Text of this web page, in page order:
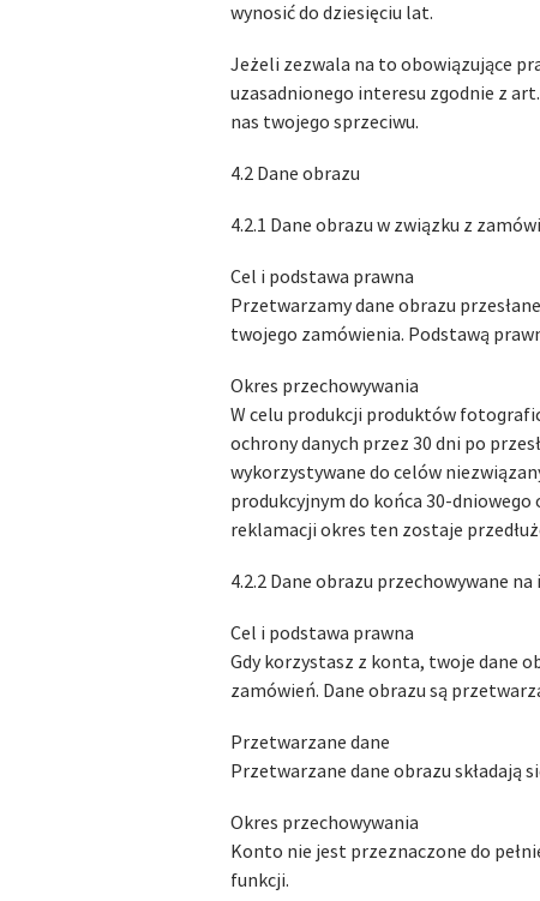
wynosić do dziesięciu lat.
Jeżeli zezwala na to obowiązujące
uzasadnionego interesu zgodnie z
nas twojego sprzeciwu.
4.2 Dane obrazu
4.2.1 Dane obrazu w związku z
Cel i podstawa prawna
Przetwarzamy dane obrazu
twojego zamówienia. Podstawą
Okres przechowywania
W celu produkcji produktów
ochrony danych przez 30 dni po
wykorzystywane do celów
produkcyjnym do końca 30-
reklamacji okres ten zostaje
4.2.2 Dane obrazu przechowywane
Cel i podstawa prawna
Gdy korzystasz z konta, twoje dane
zamówień. Dane obrazu są
Przetwarzane dane
Przetwarzane dane obrazu składają
Okres przechowywania
Konto nie jest przeznaczone do
funkcji.